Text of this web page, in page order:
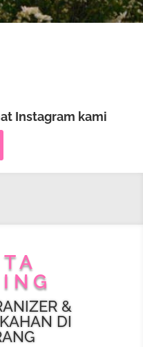
Instagram kami
&
DI